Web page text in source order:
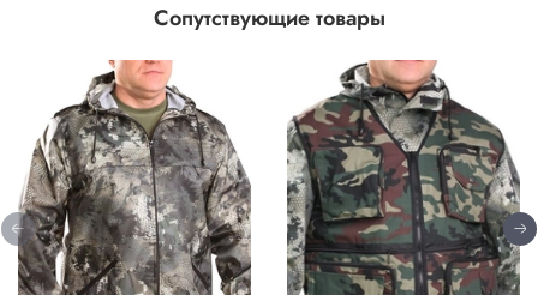
Сопутствующие товары